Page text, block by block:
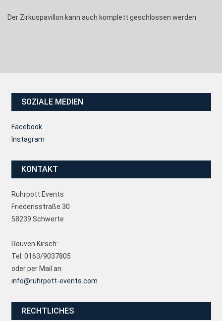
Der Zirkuspavillon kann auch komplett geschlossen werden
SOZIALE MEDIEN
Facebook
Instagram
KONTAKT
Ruhrpott Events
Friedensstraße 30
58239 Schwerte
Rouven Kirsch:
Tel: 0163/9037805
oder per Mail an:
info@ruhrpott-events.com
RECHTLICHES